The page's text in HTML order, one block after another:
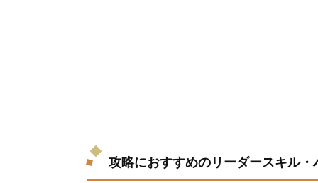
攻略におすすめのリーダースキル・